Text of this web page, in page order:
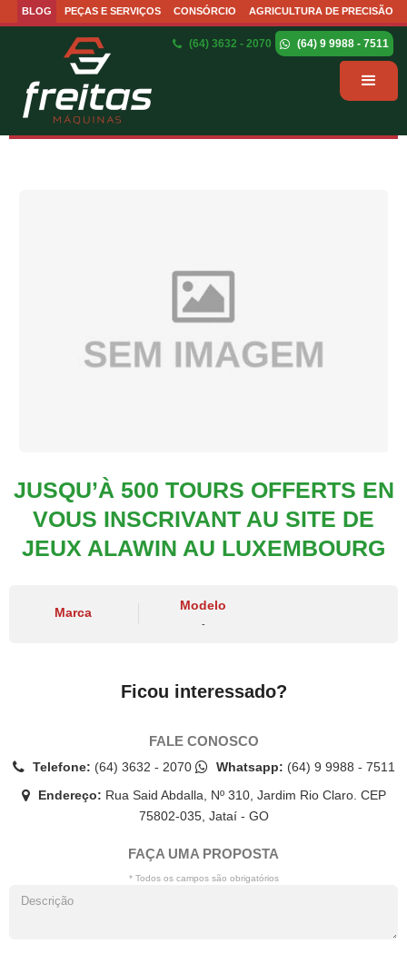
BLOG PEÇAS E SERVIÇOS CONSÓRCIO AGRICULTURA DE PRECISÃO
(64) 3632 - 2070 (64) 9 9988 - 7511
JUSQU’À 500 TOURS OFFERTS EN
VOUS INSCRIVANT AU SITE DE
JEUX ALAWIN AU LUXEMBOURG
Marca
Modelo
-
Ficou interessado?
FALE CONOSCO
Telefone: (64) 3632 - 2070 Whatsapp: (64) 9 9988 - 7511
Endereço: Rua Said Abdalla, Nº 310, Jardim Rio Claro. CEP
75802-035, Jataí - GO
FAÇA UMA PROPOSTA
* Todos os campos são obrigatórios